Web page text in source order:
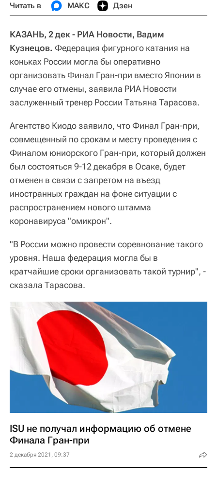
Читать в МАКС Дзен
КАЗАНЬ, 2 дек - РИА Новости, Вадим
Кузнецов. Федерация фигурного катания на
коньках России могла бы оперативно
организовать Финал Гран-при вместо Японии в
случае его отмены, заявила РИА Новости
заслуженный тренер России Татьяна Тарасова.
Агентство Киодо заявило, что Финал Гран-при,
совмещенный по срокам и месту проведения с
Финалом юниорского Гран-при, который должен
был состояться 9-12 декабря в Осаке, будет
отменен в связи с запретом на въезд
иностранных граждан на фоне ситуации с
распространением нового штамма
коронавируса "омикрон".
"В России можно провести соревнование такого
уровня. Наша федерация могла бы в
кратчайшие сроки организовать такой турнир", -
сказала Тарасова.
ISU не получал информацию об отмене
Финала Гран-при
2 декабря 2021, 09:37